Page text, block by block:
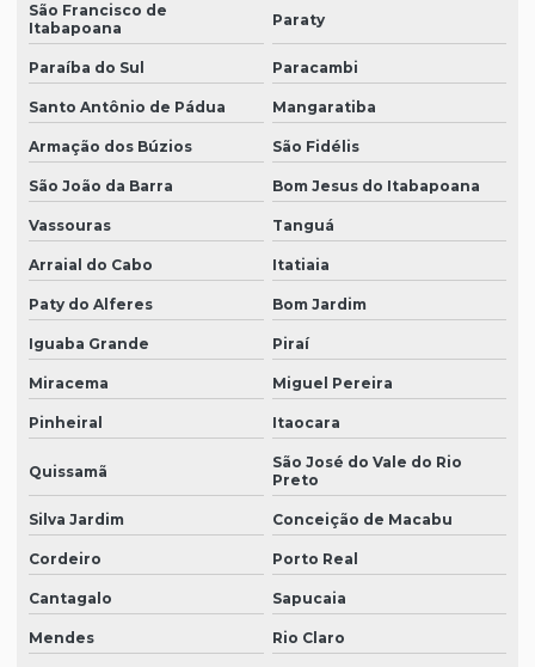
São Francisco de
Itabapoana
Paraty
Paraíba do Sul Paracambi
Santo Antônio de Pádua Mangaratiba
Armação dos Búzios São Fidélis
São João da Barra Bom Jesus do Itabapoana
Vassouras Tanguá
Arraial do Cabo Itatiaia
Paty do Alferes Bom Jardim
Iguaba Grande Piraí
Miracema Miguel Pereira
Pinheiral Itaocara
Quissamã
São José do Vale do Rio
Preto
Silva Jardim Conceição de Macabu
Cordeiro Porto Real
Cantagalo Sapucaia
Mendes Rio Claro